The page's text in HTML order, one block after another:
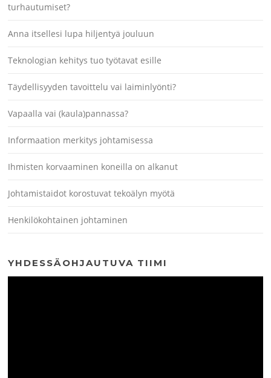
turhautumiset?
Anna itsellesi lupa hiljentyä jouluun
Teknologian kehitys tuo työtavat esille
Täydellisyyden tavoittelu vai laiminlyönti?
Vapaalla vai (kaula)pannassa?
Informaation merkitys johtamisessa
Ihmisten korvaaminen koneilla on alkanut
Johtamistaidot korostuvat tekoälyn myötä
Henkilökohtainen johtaminen
YHDESSÄOHJAUTUVA TIIMI